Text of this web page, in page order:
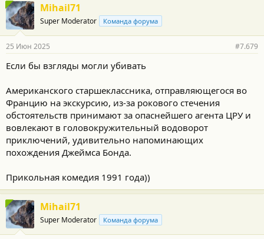
Mihail71
Super Moderator Команда форума
25 Июн 2025 #7.679
Если бы взгляды могли убивать
Американского старшеклассника, отправляющегося во
Францию на экскурсию, из-за рокового стечения
обстоятельств принимают за опаснейшего агента ЦРУ и
вовлекают в головокружительный водоворот
приключений, удивительно напоминающих
похождения Джеймса Бонда.
Прикольная комедия 1991 года))
Mihail71
Super Moderator Команда форума